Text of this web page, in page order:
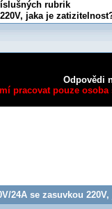
rubrik
jaka je
Odpovědi
pracovat pouze
24A se zasuvkou